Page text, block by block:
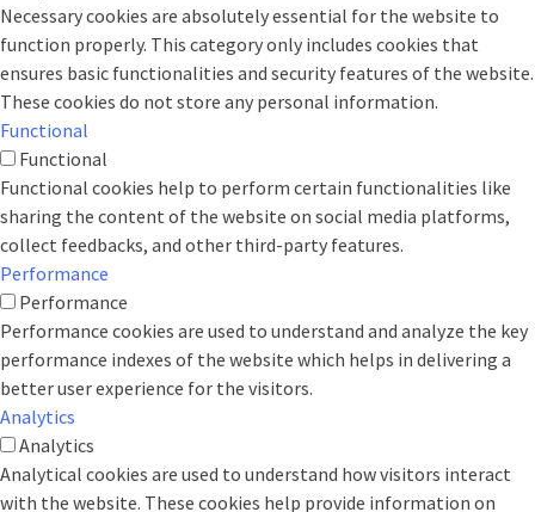
Necessary cookies are absolutely essential for the website to
function properly. This category only includes cookies that
ensures basic functionalities and security features of the website.
These cookies do not store any personal information.
Functional
Functional
Functional cookies help to perform certain functionalities like
sharing the content of the website on social media platforms,
collect feedbacks, and other third-party features.
Performance
Performance
Performance cookies are used to understand and analyze the key
performance indexes of the website which helps in delivering a
better user experience for the visitors.
Analytics
Analytics
Analytical cookies are used to understand how visitors interact
with the website. These cookies help provide information on